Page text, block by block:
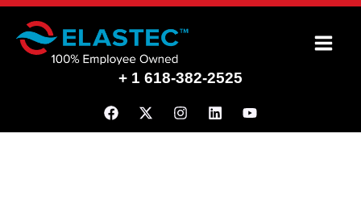
para
+ 1 618-382-2525